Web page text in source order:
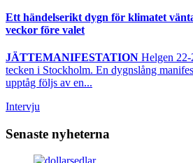
Ett händelserikt dygn för klimatet
veckor före valet
JÄTTEMANIFESTATION Helgen
tecken i Stockholm. En dygnslång
upptåg följs av en...
Intervju
Senaste nyheterna